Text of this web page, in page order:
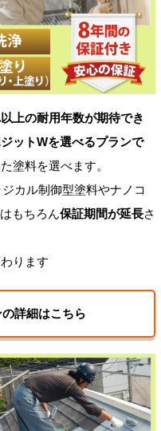
上の耐用年数が期待でき
ットWを選べるプランで
塗料を選べます。
ジカル制御型塗料やナノコ
もちろん保証期間が延長さ
ります
詳細はこちら